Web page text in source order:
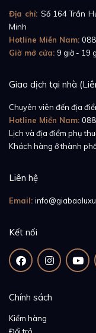
Địa chỉ: Số 164 Trần
Minh
Hotline Miền Nam:
Giờ mở cửa: 9 giờ - 19
Giao dịch tại nhà
Chuyên viên đến địa
Hotline Miền Nam:
Lịch và địa điểm phụ
Khách hàng ở thành
Liên hệ
Email:
Kết nối
Chính sách
Kiểm hàng